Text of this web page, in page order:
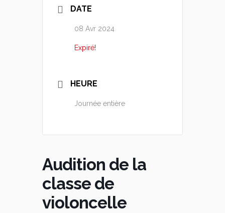
DATE
08 Avr 2024
Expiré!
HEURE
Journée entière
Audition de la
classe de
violoncelle